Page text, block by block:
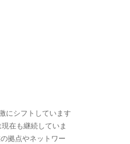
にシフトしています
在も継続していま
拠点やネットワー